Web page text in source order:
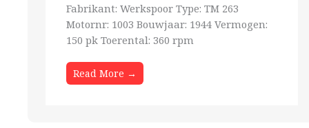
Fabrikant: Werkspoor Type: TM 263
Motornr: 1003 Bouwjaar: 1944 Vermogen:
150 pk Toerental: 360 rpm
Read More →